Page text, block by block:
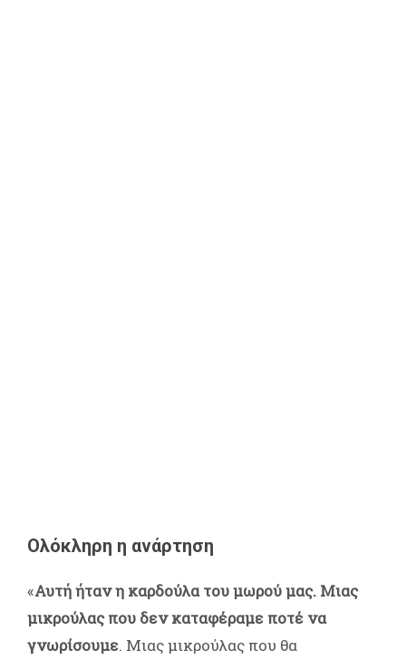
Ολόκληρη η ανάρτηση
«Αυτή ήταν η καρδούλα του μωρού μας. Μιας
μικρούλας που δεν καταφέραμε ποτέ να
γνωρίσουμε. Μιας μικρούλας που θα